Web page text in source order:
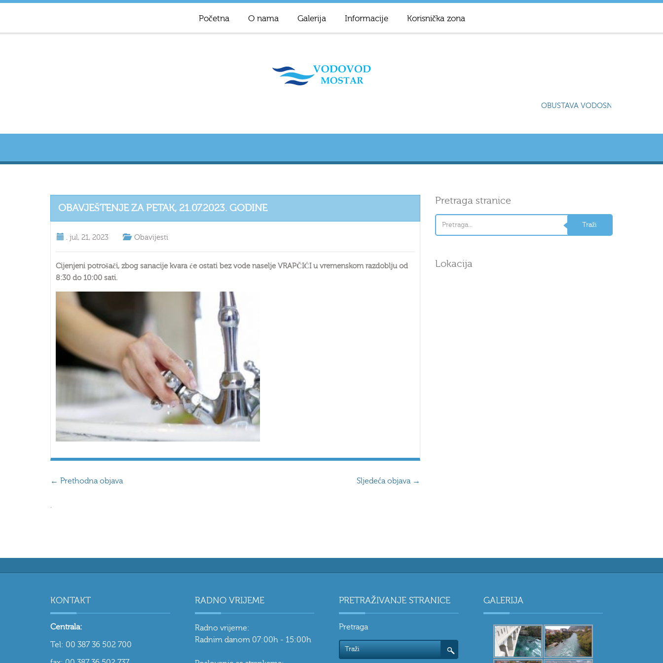
Početna O nama Galerija Informacije Korisnička zona
OBUSTAVA VODOSNABDIJEVANJA
OBAVJEŠTENJE ZA PETAK, 21.07.2023. GODINE
. jul, 21, 2023 Obavijesti
Cijenjeni potrošači, zbog sanacije kvara će ostati bez vode naselje VRAPČIĆI u vremenskom razdoblju od
8:30 do 10:00 sati.
← Prethodna objava Sljedeća objava →
Pretraga stranice
Lokacija
KONTAKT
Centrala:
Tel: 00 387 36 502 700
RADNO VRIJEME
Radno vrijeme:
Radnim danom 07:00h - 15:00h
PRETRAŽIVANJE STRANICE
Pretraga
GALERIJA